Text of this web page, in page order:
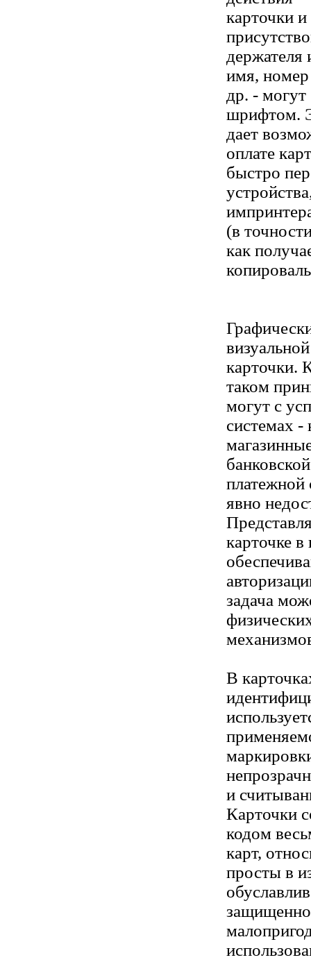
карточки
имя, номер
др. -
шрифтом.
дает
оплате
быстро
(в
как
карточки.
таком
могут с
системах -
банковской
платежной
явно
карточке в
задача
В
и
Карточки
кодом
карт,
просты в